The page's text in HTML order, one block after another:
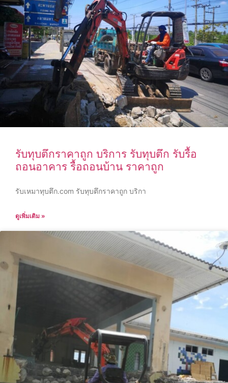
รับทุบตึกราคาถูก บริการ รับทุบตึก รับรื้อ
ถอนอาคาร รื้อถอนบ้าน ราคาถูก
รับเหมาทุบตึก.com รับทุบตึกราคาถูก บริกา
ดูเพิ่มเติม »